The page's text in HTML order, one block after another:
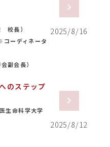
校長）
ーディネータ
副会長）
2025/8/16
のステップ
生命科学大学
2025/8/12